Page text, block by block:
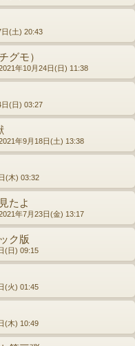
(土) 20:43
グモ）
年10月24日(日) 11:38
(日) 03:27
年9月18日(土) 13:38
(木) 03:32
たよ
年7月23日(金) 13:17
ク版
(日) 09:15
(火) 01:45
(木) 10:49